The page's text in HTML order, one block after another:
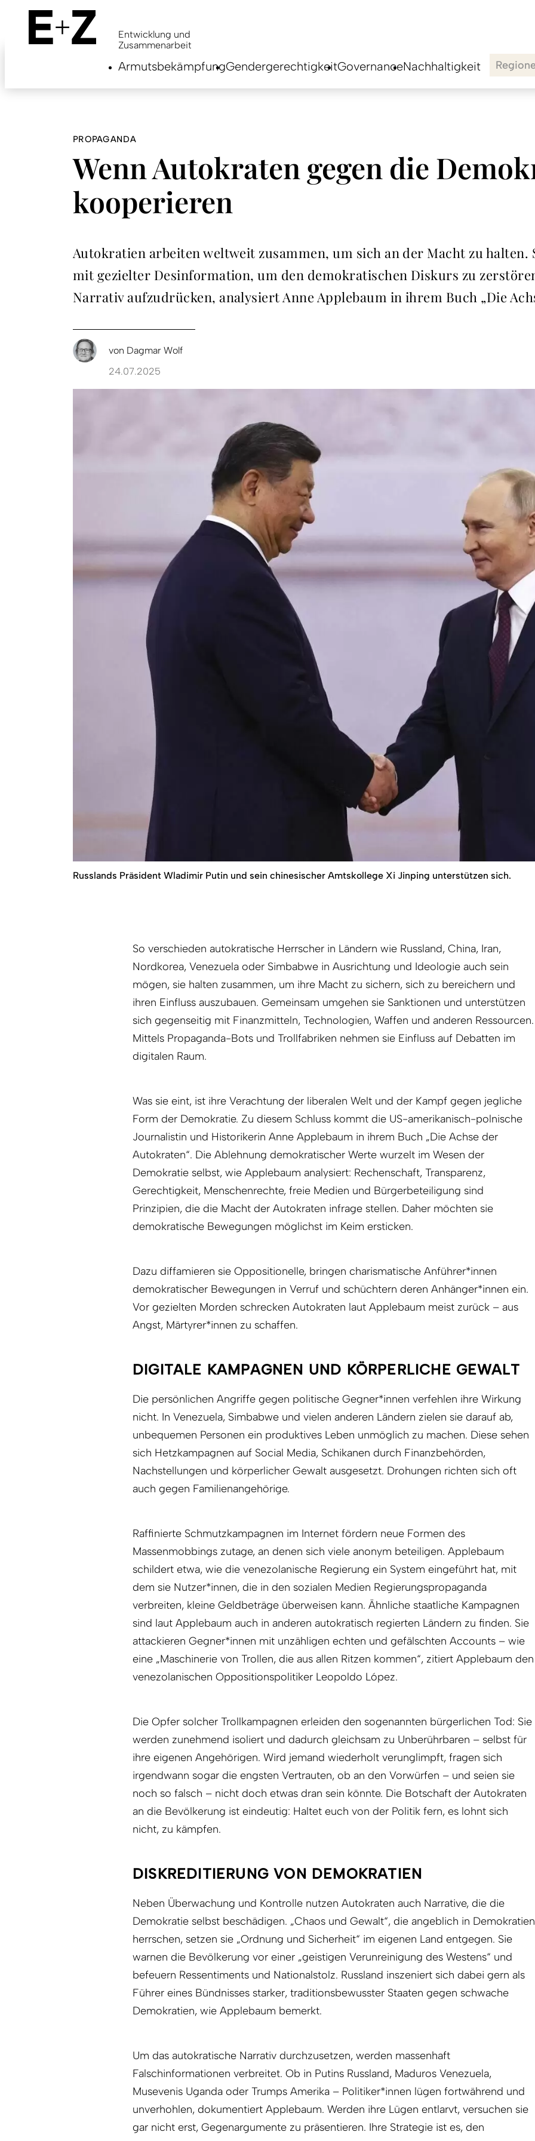
content
Entwicklung und
Zusammenarbeit
ArmutsbekämpfungGendergerechtigkeitGovernanceNachhaltigkeit
PROPAGANDA
Wenn Autokraten gegen die
kooperieren
Autokratien arbeiten weltweit zusammen, um sich an der Macht zu
mit gezielter Desinformation, um den demokratischen Diskurs zu
Narrativ aufzudrücken, analysiert Anne Applebaum in ihrem Buch „Die
von Dagmar Wolf
24.07.2025
Russlands Präsident Wladimir Putin und sein chinesischer Amtskollege Xi Jinping unterstützen sich.
So verschieden autokratische Herrscher in Ländern wie Russland, China, Iran,
Nordkorea, Venezuela oder Simbabwe in Ausrichtung und Ideologie auch sein
mögen, sie halten zusammen, um ihre Macht zu sichern, sich zu bereichern und
ihren Einfluss auszubauen. Gemeinsam umgehen sie Sanktionen und unterstützen
sich gegenseitig mit Finanzmitteln, Technologien, Waffen und anderen Ressourcen.
Mittels Propaganda-Bots und Trollfabriken nehmen sie Einfluss auf Debatten im
digitalen Raum.
Was sie eint, ist ihre Verachtung der liberalen Welt und der Kampf gegen jegliche
Form der Demokratie. Zu diesem Schluss kommt die US-amerikanisch-polnische
Journalistin und Historikerin Anne Applebaum in ihrem Buch „Die Achse der
Autokraten“. Die Ablehnung demokratischer Werte wurzelt im Wesen der
Demokratie selbst, wie Applebaum analysiert: Rechenschaft, Transparenz,
Gerechtigkeit, Menschenrechte, freie Medien und Bürgerbeteiligung sind
Prinzipien, die die Macht der Autokraten infrage stellen. Daher möchten sie
demokratische Bewegungen möglichst im Keim ersticken.
Dazu diffamieren sie Oppositionelle, bringen charismatische Anführer*innen
demokratischer Bewegungen in Verruf und schüchtern deren Anhänger*innen ein.
Vor gezielten Morden schrecken Autokraten laut Applebaum meist zurück – aus
Angst, Märtyrer*innen zu schaffen.
DIGITALE KAMPAGNEN UND KÖRPERLICHE GEWALT
Die persönlichen Angriffe gegen politische Gegner*innen verfehlen ihre Wirkung
nicht. In Venezuela, Simbabwe und vielen anderen Ländern zielen sie darauf ab,
unbequemen Personen ein produktives Leben unmöglich zu machen. Diese sehen
sich Hetzkampagnen auf Social Media, Schikanen durch Finanzbehörden,
Nachstellungen und körperlicher Gewalt ausgesetzt. Drohungen richten sich oft
auch gegen Familienangehörige.
Raffinierte Schmutzkampagnen im Internet fördern neue Formen des
Massenmobbings zutage, an denen sich viele anonym beteiligen. Applebaum
schildert etwa, wie die venezolanische Regierung ein System eingeführt hat, mit
dem sie Nutzer*innen, die in den sozialen Medien Regierungspropaganda
verbreiten, kleine Geldbeträge überweisen kann. Ähnliche staatliche Kampagnen
sind laut Applebaum auch in anderen autokratisch regierten Ländern zu finden. Sie
attackieren Gegner*innen mit unzähligen echten und gefälschten Accounts – wie
eine „Maschinerie von Trollen, die aus allen Ritzen kommen“, zitiert Applebaum den
venezolanischen Oppositionspolitiker Leopoldo López.
Die Opfer solcher Trollkampagnen erleiden den sogenannten bürgerlichen Tod: Sie
werden zunehmend isoliert und dadurch gleichsam zu Unberührbaren – selbst für
ihre eigenen Angehörigen. Wird jemand wiederholt verunglimpft, fragen sich
irgendwann sogar die engsten Vertrauten, ob an den Vorwürfen – und seien sie
noch so falsch – nicht doch etwas dran sein könnte. Die Botschaft der Autokraten
an die Bevölkerung ist eindeutig: Haltet euch von der Politik fern, es lohnt sich
nicht, zu kämpfen.
DISKREDITIERUNG VON DEMOKRATIEN
Neben Überwachung und Kontrolle nutzen Autokraten auch Narrative, die die
Demokratie selbst beschädigen. „Chaos und Gewalt“, die angeblich in Demokratien
herrschen, setzen sie „Ordnung und Sicherheit“ im eigenen Land entgegen. Sie
warnen die Bevölkerung vor einer „geistigen Verunreinigung des Westens“ und
befeuern Ressentiments und Nationalstolz. Russland inszeniert sich dabei gern als
Führer eines Bündnisses starker, traditionsbewusster Staaten gegen schwache
Demokratien, wie Applebaum bemerkt.
Um das autokratische Narrativ durchzusetzen, werden massenhaft
Falschinformationen verbreitet. Ob in Putins Russland, Maduros Venezuela,
Musevenis Uganda oder Trumps Amerika – Politiker*innen lügen fortwährend und
unverhohlen, dokumentiert Applebaum. Werden ihre Lügen entlarvt, versuchen sie
gar nicht erst, Gegenargumente zu präsentieren. Ihre Strategie ist es, den